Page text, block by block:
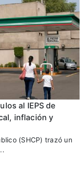
al IEPS de
inflación y
(SHCP) trazó un